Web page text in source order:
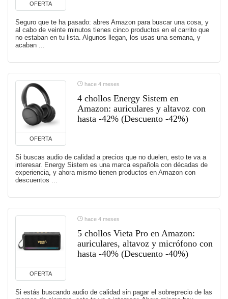
OFERTA
Seguro que te ha pasado: abres Amazon para buscar una cosa, y
al cabo de veinte minutos tienes cinco productos en el carrito que
no estaban en tu lista. Algunos llegan, los usas una semana, y
acaban ...
OFERTA
hace 4 meses
4 chollos Energy Sistem en
Amazon: auriculares y altavoz con
hasta -42% (Descuento -42%)
Si buscas audio de calidad a precios que no duelen, esto te va a
interesar. Energy Sistem es una marca española con décadas de
experiencia, y ahora mismo tienen productos en Amazon con
descuentos ...
OFERTA
hace 4 meses
5 chollos Vieta Pro en Amazon:
auriculares, altavoz y micrófono con
hasta -40% (Descuento -40%)
Si estás buscando audio de calidad sin pagar el sobreprecio de las